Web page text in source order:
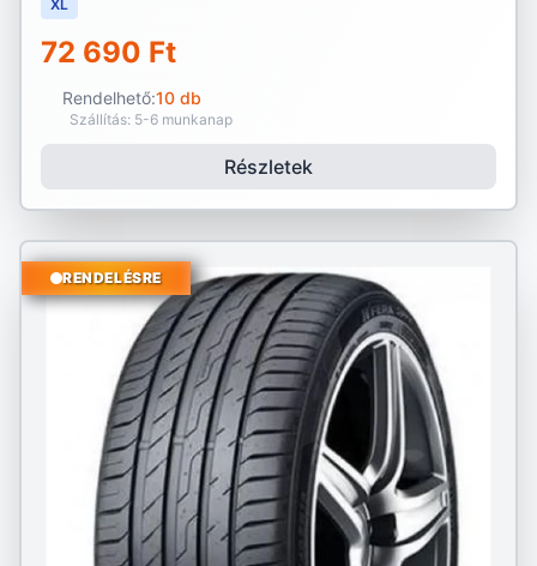
XL
72 690 Ft
Rendelhető:10 db
Szállítás: 5-6 munkanap
Részletek
RENDELÉSRE